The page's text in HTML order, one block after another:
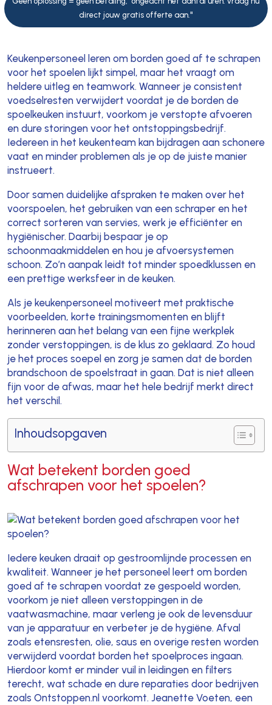
direct jouw gratis offerte aan."
Keukenpersoneel leren om borden goed af te schrapen
voor het spoelen lijkt simpel, maar het vraagt om
heldere uitleg en teamwork. Wanneer je consistent
voedselresten verwijdert voordat je de borden de
spoelkeuken instuurt, voorkom je verstopte afvoeren
en dure storingen voor het ontstoppingsbedrijf.
Iedereen in het keukenteam kan bijdragen aan schonere
vaat en minder problemen als je op de juiste manier
instrueert.
Door samen duidelijke afspraken te maken over het
voorspoelen, het gebruiken van een schraper en het
correct sorteren van servies, werk je efficiënter en
hygiënischer. Daarbij bespaar je op
schoonmaakmiddelen en hou je afvoersystemen
schoon. Zo’n aanpak leidt tot minder spoedklussen en
een prettige werksfeer in de keuken.
Als je keukenpersoneel motiveert met praktische
voorbeelden, korte trainingsmomenten en blijft
herinneren aan het belang van een fijne werkplek
zonder verstoppingen, is de klus zo geklaard. Zo houd
je het proces soepel en zorg je samen dat de borden
brandschoon de spoelstraat in gaan. Dat is niet alleen
fijn voor de afwas, maar het hele bedrijf merkt direct
het verschil.
Inhoudsopgaven
Wat betekent borden goed
afschrapen voor het spoelen?
Iedere keuken draait op gestroomlijnde processen en
kwaliteit. Wanneer je het personeel leert om borden
goed af te schrapen voordat ze gespoeld worden,
voorkom je niet alleen verstoppingen in de
vaatwasmachine, maar verleng je ook de levensduur
van je apparatuur en verbeter je de hygiëne. Afval
zoals etensresten, olie, saus en overige resten worden
verwijderd voordat borden het spoelproces ingaan.
Hierdoor komt er minder vuil in leidingen en filters
terecht, wat schade en dure reparaties door bedrijven
zoals Ontstoppen.nl voorkomt. Jeanette Voeten, een